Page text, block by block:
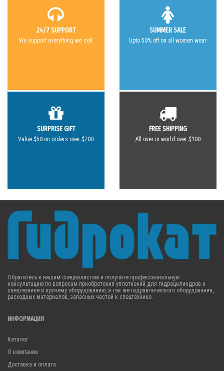
24/7 SUPPORT
We support everything we sell
SUMMER SALE
Upto 50% off on all women wear
SURPRISE GIFT
Value $50 on orders over $700
FREE SHIPPING
All over in world over $100
Обратитесь к нашим специалистам и получите профессиональную
консультацию по вопросам приобретения уплотнений для гидроцилиндров к
спецтехнике и прочему оборудованию, а так же гидравлического оборудования,
расходных материалов, запасных частей к спецтехнике.
ИНФОРМАЦИЯ
Каталог
О компании
Доставка и оплата